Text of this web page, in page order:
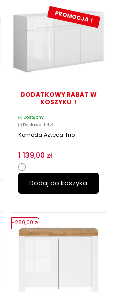
PROMOCJA !
DODATKOWY RABAT W
KOSZYKU !
Dostępny
Dostawa: 59 zł
Komoda Azteca Trio
1 139,00 zł
Dodaj do koszyka
-280,00 zł